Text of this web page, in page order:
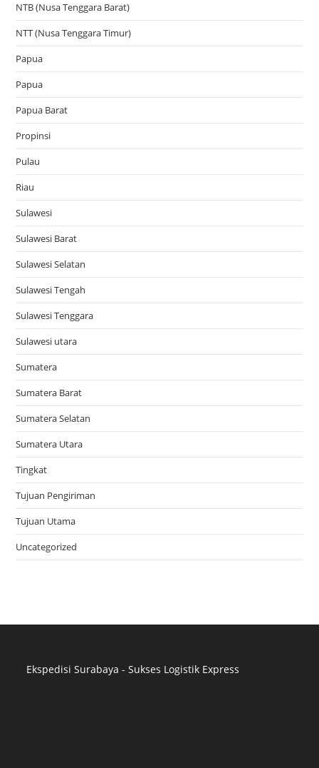
NTB (Nusa Tenggara Barat)
NTT (Nusa Tenggara Timur)
Papua
Papua
Papua Barat
Propinsi
Pulau
Riau
Sulawesi
Sulawesi Barat
Sulawesi Selatan
Sulawesi Tengah
Sulawesi Tenggara
Sulawesi utara
Sumatera
Sumatera Barat
Sumatera Selatan
Sumatera Utara
Tingkat
Tujuan Pengiriman
Tujuan Utama
Uncategorized
Ekspedisi Surabaya - Sukses Logistik Express